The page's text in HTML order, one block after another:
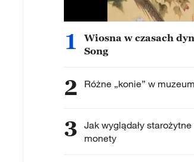
1
Wiosna w czasach
Song
2 Różne „konie” w muzeum
3 Jak wyglądały
monety